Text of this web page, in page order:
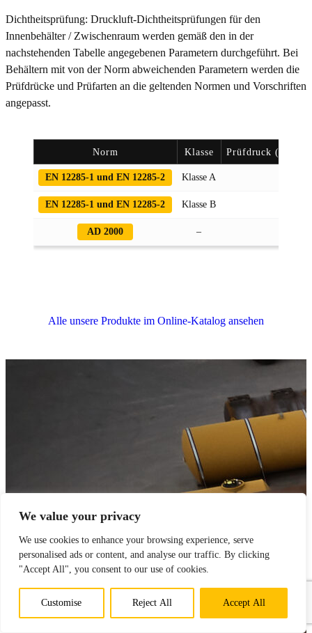
We value your privacy
We use cookies to enhance your browsing experience, serve
personalised ads or content, and analyse our traffic. By clicking
"Accept All", you consent to our use of cookies.
Customise Reject All Accept All
Dichtheitsprüfung: Druckluft-Dichtheitsprüfungen für den
Innenbehälter / Zwischenraum werden gemäß den in der
nachstehenden Tabelle angegebenen Parametern durchgeführt. Bei
Behältern mit von der Norm abweichenden Parametern werden die
Prüfdrücke und Prüfarten an die geltenden Normen und Vorschriften
angepasst.
Norm Klasse Prüfdruck
EN 12285-1 und EN 12285-2 Klasse A
EN 12285-1 und EN 12285-2 Klasse B
AD 2000 –
Alle unsere Produkte im Online-Katalog ansehen